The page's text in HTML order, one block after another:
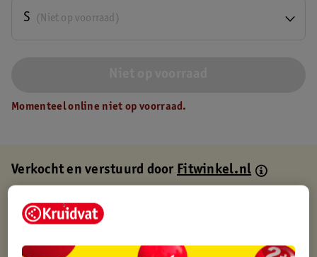
(Niet op voorraad)
S
Momenteel online niet op voorraad.
Verkocht en verstuurd doorFitwinkel.nl
Gratis thuisbezorgd
Gratis punten met je Kruidvat kaart